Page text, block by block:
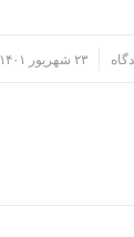
۲۳ شهریور ۱۴۰۱